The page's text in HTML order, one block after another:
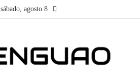
sábado, agosto 8